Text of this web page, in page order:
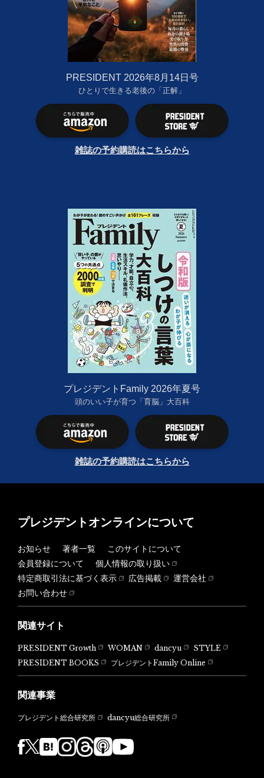
PRESIDENT 2026年8月14日号
ひとりで生きる老後の「正解」
雑誌の予約購読はこちらから
プレジデントFamily 2026年夏号
頭のいい子が育つ「育脳」大百科
雑誌の予約購読はこちらから
プレジデントオンラインについて
お知らせ 著者一覧
このサイトについて
会員登録について
個人情報の取り扱い
特定商取引法に基づく表示
広告掲載
運営会社
お問い合わせ
関連サイト
PRESIDENT Growth WOMAN dancyu
STYLE
PRESIDENT BOOKS
プレジデントFamily Online
関連事業
プレジデント総合研究所 dancyu総合研究所